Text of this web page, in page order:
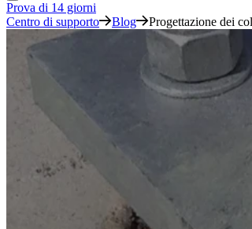
Prova di 14 giorni
Centro di supporto
Blog Progettazione dei